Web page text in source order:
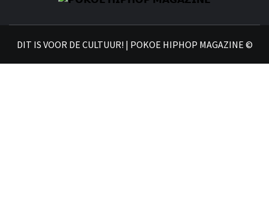
DIT IS VOOR DE CULTUUR! | POKOE HIPHOP MAGAZINE ©